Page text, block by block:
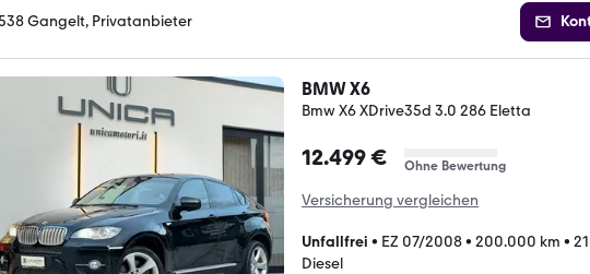
Gangelt, Privatanbieter
BMW X6
Bmw X6 XDrive35d 3.0 286 Eletta
12.499 € Ohne Bewertung
Versicherung vergleichen
Unfallfrei • EZ 07/2008• 200.000 km •
Diesel